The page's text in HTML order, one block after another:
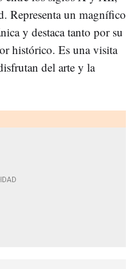
Representa un magnífico
y destaca tanto por su
histórico. Es una visita
del arte y la